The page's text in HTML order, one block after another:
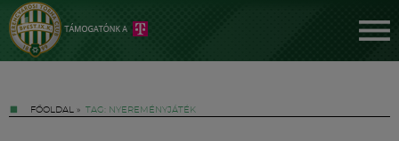
FŐOLDAL » TAG: NYEREMÉNYJÁTÉK